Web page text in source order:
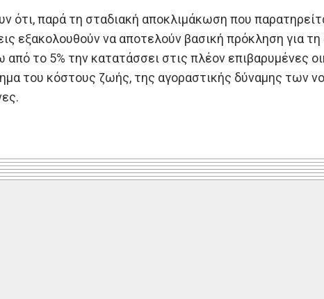
ότι, παρά τη σταδιακή αποκλιμάκωση που
εξακολουθούν να αποτελούν βασική πρόκληση για τη
το 5% την κατατάσσει στις πλέον επιβαρυμένες
του κόστους ζωής, της αγοραστικής δύναμης των